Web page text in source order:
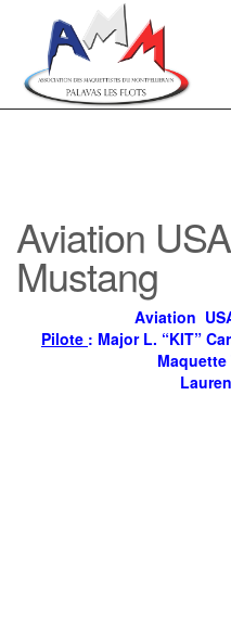
Aviation
Mustang
Aviation
Pilote : Major L. “KIT”
Maquette